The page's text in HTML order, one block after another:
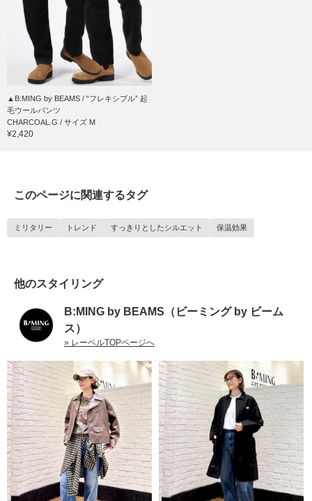
▲B:MING by BEAMS / “フレキシブル” 起
毛ウールパンツ
CHARCOAL.G / サイズ M
¥2,420
このページに関連するタグ
ミリタリー トレンド すっきりとしたシルエット 保温効果
他のスタイリング
B:MING by BEAMS（ビーミング by ビーム
ス）
» レーベルTOPページへ